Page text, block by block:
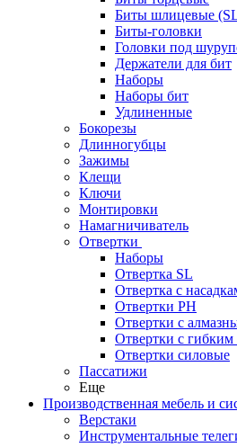
Биты шлицевые
Биты-головки
Головки под
Держатели для бит
Наборы
Наборы бит
Удлиненные
Бокорезы
Длинногубцы
Зажимы
Клещи
Ключи
Монтировки
Намагничиватель
Отвертки
Наборы
Отвертка SL
Отвертка с
Отвертки PH
Отвертки с
Отвертки с
Отвертки силовые
Пассатижи
Еще
Производственная мебель и
Верстаки
Инструментальные